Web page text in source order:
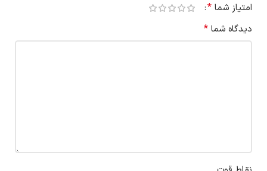
امتیاز شما *
دیدگاه شما *